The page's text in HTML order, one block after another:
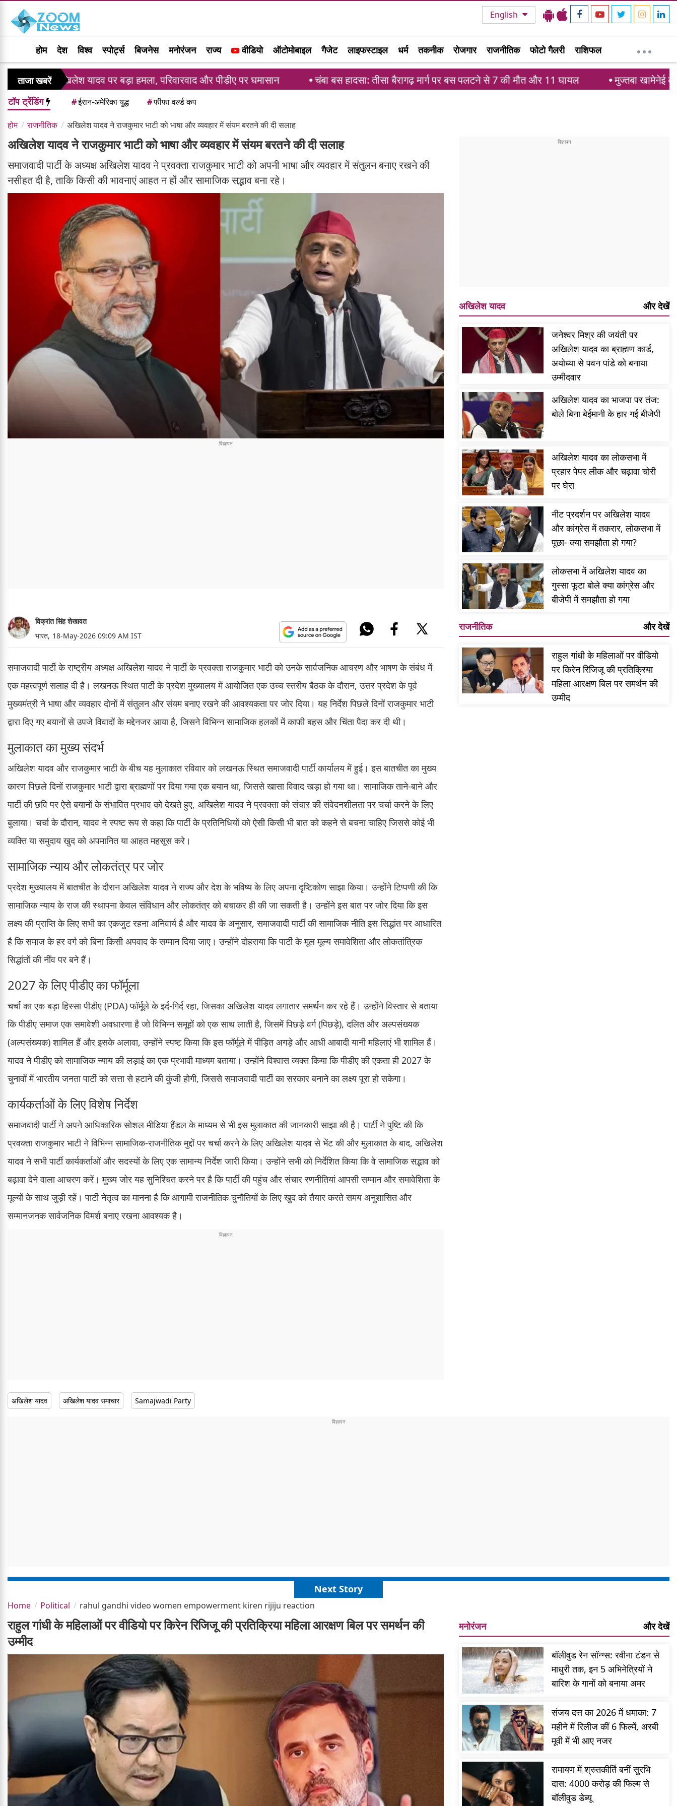
English
होम देश विश्व स्पोर्ट्स बिजनेस मनोरंजन राज्य वीडियो ऑटोमोबाइल गैजेट लाइफस्टाइल धर्म तकनीक रोजगार राजनीतिक फोटो गैलरी राशिफल
ताजा खबरें
यादव पर बड़ा हमला, परिवारवाद और पीडीए पर घमासान चंबा बस हादसा: तीसा बैरागढ़ मार्ग पर बस पलटने से 7 की मौत और 11 घायल मुज्तबा खामेनेई की हालत गंभीर:
टॉप ट्रेंडिंग #ईरान-अमेरिका युद्ध #फीफा वर्ल्ड कप
होम राजनीतिक अखिलेश यादव ने राजकुमार भाटी को भाषा और व्यवहार में संयम बरतने की दी सलाह
अखिलेश यादव ने राजकुमार भाटी को भाषा और व्यवहार में संयम बरतने की दी सलाह
समाजवादी पार्टी के अध्यक्ष अखिलेश यादव ने प्रवक्ता राजकुमार भाटी को अपनी भाषा और व्यवहार में संतुलन बनाए रखने की
नसीहत दी है, ताकि किसी की भावनाएं आहत न हों और सामाजिक सद्भाव बना रहे।
विक्रांत सिंह शेखावत
भारत, 18-May-2026 09:09 AM IST
समाजवादी पार्टी के राष्ट्रीय अध्यक्ष अखिलेश यादव ने पार्टी के प्रवक्ता राजकुमार भाटी को उनके सार्वजनिक आचरण और भाषण के संबंध में
एक महत्वपूर्ण सलाह दी है। लखनऊ स्थित पार्टी के प्रदेश मुख्यालय में आयोजित एक उच्च स्तरीय बैठक के दौरान, उत्तर प्रदेश के पूर्व
मुख्यमंत्री ने भाषा और व्यवहार दोनों में संतुलन और संयम बनाए रखने की आवश्यकता पर जोर दिया। यह निर्देश पिछले दिनों राजकुमार भाटी
द्वारा दिए गए बयानों से उपजे विवादों के मद्देनजर आया है, जिसने विभिन्न सामाजिक हलकों में काफी बहस और चिंता पैदा कर दी थी।
मुलाकात का मुख्य संदर्भ
अखिलेश यादव और राजकुमार भाटी के बीच यह मुलाकात रविवार को लखनऊ स्थित समाजवादी पार्टी कार्यालय में हुई। इस बातचीत का मुख्य
कारण पिछले दिनों राजकुमार भाटी द्वारा ब्राह्मणों पर दिया गया एक बयान था, जिससे खासा विवाद खड़ा हो गया था। सामाजिक ताने-बाने और
पार्टी की छवि पर ऐसे बयानों के संभावित प्रभाव को देखते हुए, अखिलेश यादव ने प्रवक्ता को संचार की संवेदनशीलता पर चर्चा करने के लिए
बुलाया। चर्चा के दौरान, यादव ने स्पष्ट रूप से कहा कि पार्टी के प्रतिनिधियों को ऐसी किसी भी बात को कहने से बचना चाहिए जिससे कोई भी
व्यक्ति या समुदाय खुद को अपमानित या आहत महसूस करे।
सामाजिक न्याय और लोकतंत्र पर जोर
प्रदेश मुख्यालय में बातचीत के दौरान अखिलेश यादव ने राज्य और देश के भविष्य के लिए अपना दृष्टिकोण साझा किया। उन्होंने टिप्पणी की कि
सामाजिक न्याय के राज की स्थापना केवल संविधान और लोकतंत्र को बचाकर ही की जा सकती है। उन्होंने इस बात पर जोर दिया कि इस
लक्ष्य की प्राप्ति के लिए सभी का एकजुट रहना अनिवार्य है और यादव के अनुसार, समाजवादी पार्टी की सामाजिक नीति इस सिद्धांत पर आधारित
है कि समाज के हर वर्ग को बिना किसी अपवाद के सम्मान दिया जाए। उन्होंने दोहराया कि पार्टी के मूल मूल्य समावेशिता और लोकतांत्रिक
सिद्धांतों की नींव पर बने हैं।
2027 के लिए पीडीए का फॉर्मूला
चर्चा का एक बड़ा हिस्सा पीडीए (PDA) फॉर्मूले के इर्द-गिर्द रहा, जिसका अखिलेश यादव लगातार समर्थन कर रहे हैं। उन्होंने विस्तार से बताया
कि पीडीए समाज एक समावेशी अवधारणा है जो विभिन्न समूहों को एक साथ लाती है, जिसमें पिछड़े वर्ग (पिछड़े), दलित और अल्पसंख्यक
(अल्पसंख्यक) शामिल हैं और इसके अलावा, उन्होंने स्पष्ट किया कि इस फॉर्मूले में पीड़ित अगड़े और आधी आबादी यानी महिलाएं भी शामिल हैं।
यादव ने पीडीए को सामाजिक न्याय की लड़ाई का एक प्रभावी माध्यम बताया। उन्होंने विश्वास व्यक्त किया कि पीडीए की एकता ही 2027 के
चुनावों में भारतीय जनता पार्टी को सत्ता से हटाने की कुंजी होगी, जिससे समाजवादी पार्टी का सरकार बनाने का लक्ष्य पूरा हो सकेगा।
कार्यकर्ताओं के लिए विशेष निर्देश
समाजवादी पार्टी ने अपने आधिकारिक सोशल मीडिया हैंडल के माध्यम से भी इस मुलाकात की जानकारी साझा की है। पार्टी ने पुष्टि की कि
प्रवक्ता राजकुमार भाटी ने विभिन्न सामाजिक-राजनीतिक मुद्दों पर चर्चा करने के लिए अखिलेश यादव से भेंट की और मुलाकात के बाद, अखिलेश
यादव ने सभी पार्टी कार्यकर्ताओं और सदस्यों के लिए एक सामान्य निर्देश जारी किया। उन्होंने सभी को निर्देशित किया कि वे सामाजिक सद्भाव को
बढ़ावा देने वाला आचरण करें। मुख्य जोर यह सुनिश्चित करने पर है कि पार्टी की पहुंच और संचार रणनीतियां आपसी सम्मान और समावेशिता के
मूल्यों के साथ जुड़ी रहें। पार्टी नेतृत्व का मानना है कि आगामी राजनीतिक चुनौतियों के लिए खुद को तैयार करते समय अनुशासित और
सम्मानजनक सार्वजनिक विमर्श बनाए रखना आवश्यक है।
अखिलेश यादव अखिलेश यादव समाचार Samajwadi Party
अखिलेश यादव और देखें
जनेश्वर मिश्र की जयंती पर
अखिलेश यादव का ब्राह्मण कार्ड,
अयोध्या से पवन पांडे को बनाया
उम्मीदवार
अखिलेश यादव का भाजपा पर तंज:
बोले बिना बेईमानी के हार गई बीजेपी
अखिलेश यादव का लोकसभा में
प्रहार पेपर लीक और चढ़ावा चोरी
पर घेरा
नीट प्रदर्शन पर अखिलेश यादव
और कांग्रेस में तकरार, लोकसभा में
पूछा- क्या समझौता हो गया?
लोकसभा में अखिलेश यादव का
गुस्सा फूटा बोले क्या कांग्रेस और
बीजेपी में समझौता हो गया
राजनीतिक और देखें
राहुल गांधी के महिलाओं पर वीडियो
पर किरेन रिजिजू की प्रतिक्रिया
महिला आरक्षण बिल पर समर्थन की
उम्मीद
Next Story
Home Political rahul gandhi video women empowerment kiren rijiju reaction
राहुल गांधी के महिलाओं पर वीडियो पर किरेन रिजिजू की प्रतिक्रिया महिला आरक्षण बिल पर समर्थन की
उम्मीद
मनोरंजन और देखें
बॉलीवुड रेन सॉन्ग्स: रवीना टंडन से
माधुरी तक, इन 5 अभिनेत्रियों ने
बारिश के गानों को बनाया अमर
संजय दत्त का 2026 में धमाका: 7
महीने में रिलीज कीं 6 फिल्में, अरबी
मूवी में भी आए नजर
रामायण में श्रुतकीर्ति बनीं सुरभि
दास: 4000 करोड़ की फिल्म से
बॉलीवुड डेब्यू